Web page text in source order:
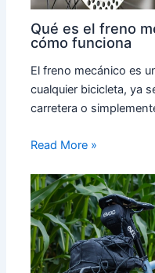
Qué es el freno
cómo funciona
El freno mecánico es
cualquier bicicleta, ya
carretera o
Read More »